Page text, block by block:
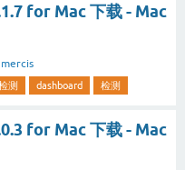
for Mac 下载 - Mac
mercis
测 dashboard 检测
for Mac 下载 - Mac